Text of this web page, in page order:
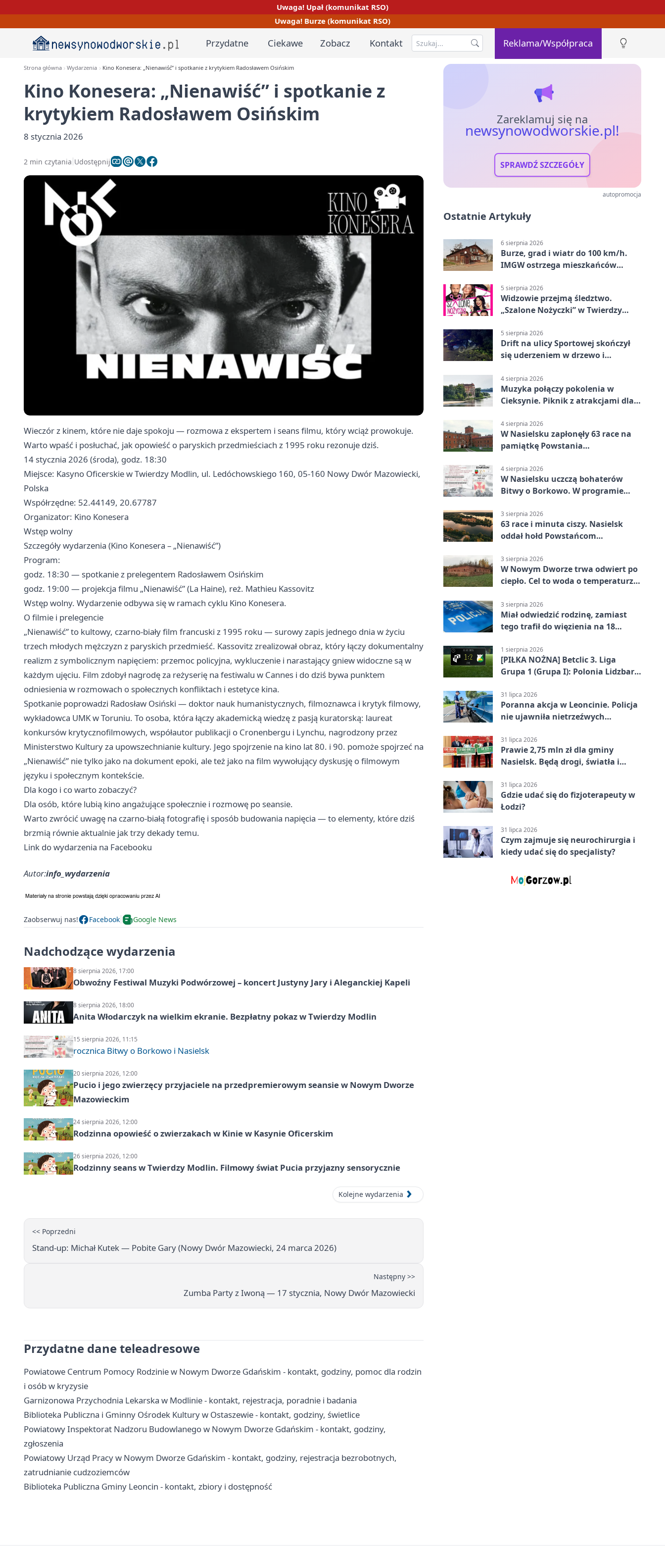
Uwaga! Upał (komunikat RSO)
Uwaga! Burze (komunikat RSO)
Przydatne Ciekawe Zobacz Kontakt Reklama/Współpraca
Strona główna Wydarzenia Kino Konesera: „Nienawiść” i spotkanie z krytykiem Radosławem Osińskim
Kino Konesera: „Nienawiść” i spotkanie z
krytykiem Radosławem Osińskim
8 stycznia 2026
2 min czytania Udostępnij
Wieczór z kinem, które nie daje spokoju — rozmowa z ekspertem i seans filmu, który wciąż prowokuje.
Warto wpaść i posłuchać, jak opowieść o paryskich przedmieściach z 1995 roku rezonuje dziś.
14 stycznia 2026 (środa), godz. 18:30
Miejsce: Kasyno Oficerskie w Twierdzy Modlin, ul. Ledóchowskiego 160, 05-160 Nowy Dwór Mazowiecki,
Polska
Współrzędne: 52.44149, 20.67787
Organizator: Kino Konesera
Wstęp wolny
Szczegóły wydarzenia (Kino Konesera – „Nienawiść”)
Program:
godz. 18:30 — spotkanie z prelegentem Radosławem Osińskim
godz. 19:00 — projekcja filmu „Nienawiść” (La Haine), reż. Mathieu Kassovitz
Wstęp wolny. Wydarzenie odbywa się w ramach cyklu Kino Konesera.
O filmie i prelegencie
„Nienawiść” to kultowy, czarno‑biały film francuski z 1995 roku — surowy zapis jednego dnia w życiu
trzech młodych mężczyzn z paryskich przedmieść. Kassovitz zrealizował obraz, który łączy dokumentalny
realizm z symbolicznym napięciem: przemoc policyjna, wykluczenie i narastający gniew widoczne są w
każdym ujęciu. Film zdobył nagrodę za reżyserię na festiwalu w Cannes i do dziś bywa punktem
odniesienia w rozmowach o społecznych konfliktach i estetyce kina.
Spotkanie poprowadzi Radosław Osiński — doktor nauk humanistycznych, filmoznawca i krytyk filmowy,
wykładowca UMK w Toruniu. To osoba, która łączy akademicką wiedzę z pasją kuratorską: laureat
konkursów krytycznofilmowych, współautor publikacji o Cronenbergu i Lynchu, nagrodzony przez
Ministerstwo Kultury za upowszechnianie kultury. Jego spojrzenie na kino lat 80. i 90. pomoże spojrzeć na
„Nienawiść” nie tylko jako na dokument epoki, ale też jako na film wywołujący dyskusję o filmowym
języku i społecznym kontekście.
Dla kogo i co warto zobaczyć?
Dla osób, które lubią kino angażujące społecznie i rozmowę po seansie.
Warto zwrócić uwagę na czarno‑białą fotografię i sposób budowania napięcia — to elementy, które dziś
brzmią równie aktualnie jak trzy dekady temu.
Link do wydarzenia na Facebooku
Autor:info_wydarzenia
Zaobserwuj nas! Facebook Google News
Nadchodzące wydarzenia
8 sierpnia 2026, 17:00
Obwoźny Festiwal Muzyki Podwórzowej – koncert Justyny Jary i Aleganckiej Kapeli
8 sierpnia 2026, 18:00
Anita Włodarczyk na wielkim ekranie. Bezpłatny pokaz w Twierdzy Modlin
15 sierpnia 2026, 11:15
rocznica Bitwy o Borkowo i Nasielsk
20 sierpnia 2026, 12:00
Pucio i jego zwierzęcy przyjaciele na przedpremierowym seansie w Nowym Dworze
Mazowieckim
24 sierpnia 2026, 12:00
Rodzinna opowieść o zwierzakach w Kinie w Kasynie Oficerskim
26 sierpnia 2026, 12:00
Rodzinny seans w Twierdzy Modlin. Filmowy świat Pucia przyjazny sensorycznie
Kolejne wydarzenia
<< Poprzedni
Stand-up: Michał Kutek — Pobite Gary (Nowy Dwór Mazowiecki, 24 marca 2026)
Następny >>
Zumba Party z Iwoną — 17 stycznia, Nowy Dwór Mazowiecki
Przydatne dane teleadresowe
Powiatowe Centrum Pomocy Rodzinie w Nowym Dworze Gdańskim - kontakt, godziny, pomoc dla rodzin
i osób w kryzysie
Garnizonowa Przychodnia Lekarska w Modlinie - kontakt, rejestracja, poradnie i badania
Biblioteka Publiczna i Gminny Ośrodek Kultury w Ostaszewie - kontakt, godziny, świetlice
Powiatowy Inspektorat Nadzoru Budowlanego w Nowym Dworze Gdańskim - kontakt, godziny,
zgłoszenia
Powiatowy Urząd Pracy w Nowym Dworze Gdańskim - kontakt, godziny, rejestracja bezrobotnych,
zatrudnianie cudzoziemców
Biblioteka Publiczna Gminy Leoncin - kontakt, zbiory i dostępność
Zareklamuj się na
newsynowodworskie.pl!
SPRAWDŹ SZCZEGÓŁY
autopromocja
Ostatnie Artykuły
6 sierpnia 2026
Burze, grad i wiatr do 100 km/h.
IMGW ostrzega mieszkańców
5 sierpnia 2026
Widzowie przejmą śledztwo.
„Szalone Nożyczki” w Twierdzy
5 sierpnia 2026
Drift na ulicy Sportowej skończył
się uderzeniem w drzewo i
4 sierpnia 2026
Muzyka połączy pokolenia w
Cieksynie. Piknik z atrakcjami dla
4 sierpnia 2026
W Nasielsku zapłonęły 63 race na
pamiątkę Powstania
4 sierpnia 2026
W Nasielsku uczczą bohaterów
Bitwy o Borkowo. W programie
3 sierpnia 2026
63 race i minuta ciszy. Nasielsk
oddał hołd Powstańcom
3 sierpnia 2026
W Nowym Dworze trwa odwiert po
ciepło. Cel to woda o temperaturze
3 sierpnia 2026
Miał odwiedzić rodzinę, zamiast
tego trafił do więzienia na 18
1 sierpnia 2026
[PIŁKA NOŻNA] Betclic 3. Liga
Grupa 1 (Grupa I): Polonia Lidzbark
Mazowiecki 1:2
31 lipca 2026
Poranna akcja w Leoncinie. Policja
nie ujawniła nietrzeźwych
31 lipca 2026
Prawie 2,75 mln zł dla gminy
Nasielsk. Będą drogi, światła i
31 lipca 2026
Gdzie udać się do fizjoterapeuty w
Łodzi?
31 lipca 2026
Czym zajmuje się neurochirurgia i
kiedy udać się do specjalisty?